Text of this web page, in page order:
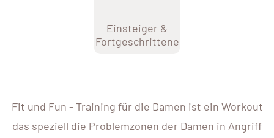
Einsteiger &
Fortgeschrittene
Fit und Fun - Training für die Damen ist ein Workout
das speziell die Problemzonen der Damen in Angriff